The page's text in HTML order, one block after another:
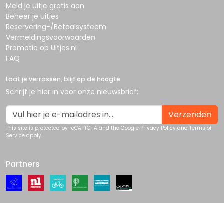
Meld je uitje gratis aan
Beheer je uitjes
Reservering-/Betaalsysteem
Vermeldingsvoorwaarden
Promotie op Uitjes.nl
FAQ
Laat je verrassen, blijf op de hoogte
Schrijf je hier in voor onze nieuwsbrief:
Verzenden
This site is protected by reCAPTCHA and the Google Privacy Policy and Terms of
Service apply.
Partners